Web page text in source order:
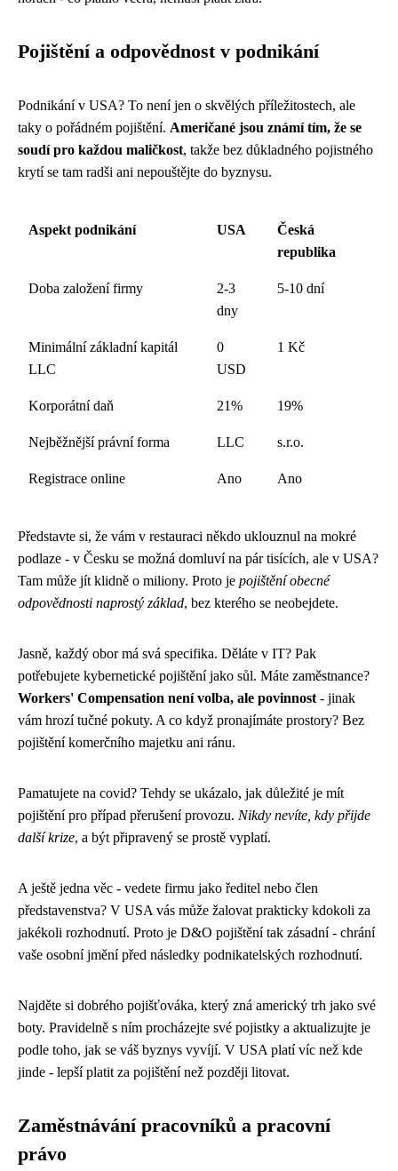
Pojištění a odpovědnost v podnikání
Podnikání v USA? To není jen o skvělých příležitostech, ale
taky o pořádném pojištění. Američané jsou známí tím, že se
soudí pro každou maličkost, takže bez důkladného pojistného
krytí se tam radši ani nepouštějte do byznysu.
Aspekt podnikání USA
Česká
republika
Doba založení firmy
2-3
dny
5-10 dní
Minimální základní kapitál
LLC
0
USD
1 Kč
Korporátní daň 21% 19%
Nejběžnější právní forma LLC s.r.o.
Registrace online Ano Ano
Představte si, že vám v restauraci někdo uklouznul na mokré
podlaze - v Česku se možná domluví na pár tisících, ale v USA?
Tam může jít klidně o miliony. Proto je pojištění obecné
odpovědnosti naprostý základ, bez kterého se neobejdete.
Jasně, každý obor má svá specifika. Děláte v IT? Pak
potřebujete kybernetické pojištění jako sůl. Máte zaměstnance?
Workers' Compensation není volba, ale povinnost - jinak
vám hrozí tučné pokuty. A co když pronajímáte prostory? Bez
pojištění komerčního majetku ani ránu.
Pamatujete na covid? Tehdy se ukázalo, jak důležité je mít
pojištění pro případ přerušení provozu. Nikdy nevíte, kdy přijde
další krize, a být připravený se prostě vyplatí.
A ještě jedna věc - vedete firmu jako ředitel nebo člen
představenstva? V USA vás může žalovat prakticky kdokoli za
jakékoli rozhodnutí. Proto je D&O pojištění tak zásadní - chrání
vaše osobní jmění před následky podnikatelských rozhodnutí.
Najděte si dobrého pojišťováka, který zná americký trh jako své
boty. Pravidelně s ním procházejte své pojistky a aktualizujte je
podle toho, jak se váš byznys vyvíjí. V USA platí víc než kde
jinde - lepší platit za pojištění než později litovat.
Zaměstnávání pracovníků a pracovní
právo